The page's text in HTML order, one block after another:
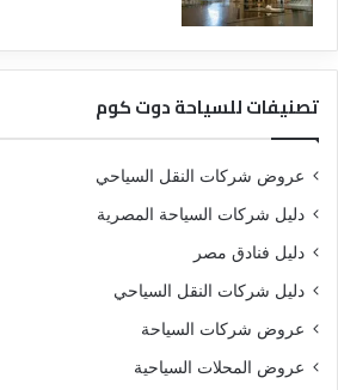
تصنيفات للسياحة دوت كوم
عروض شركات النقل السياحي
دليل شركات السياحة المصرية
دليل فنادق مصر
دليل شركات النقل السياحي
عروض شركات السياحة
عروض المحلات السياحية